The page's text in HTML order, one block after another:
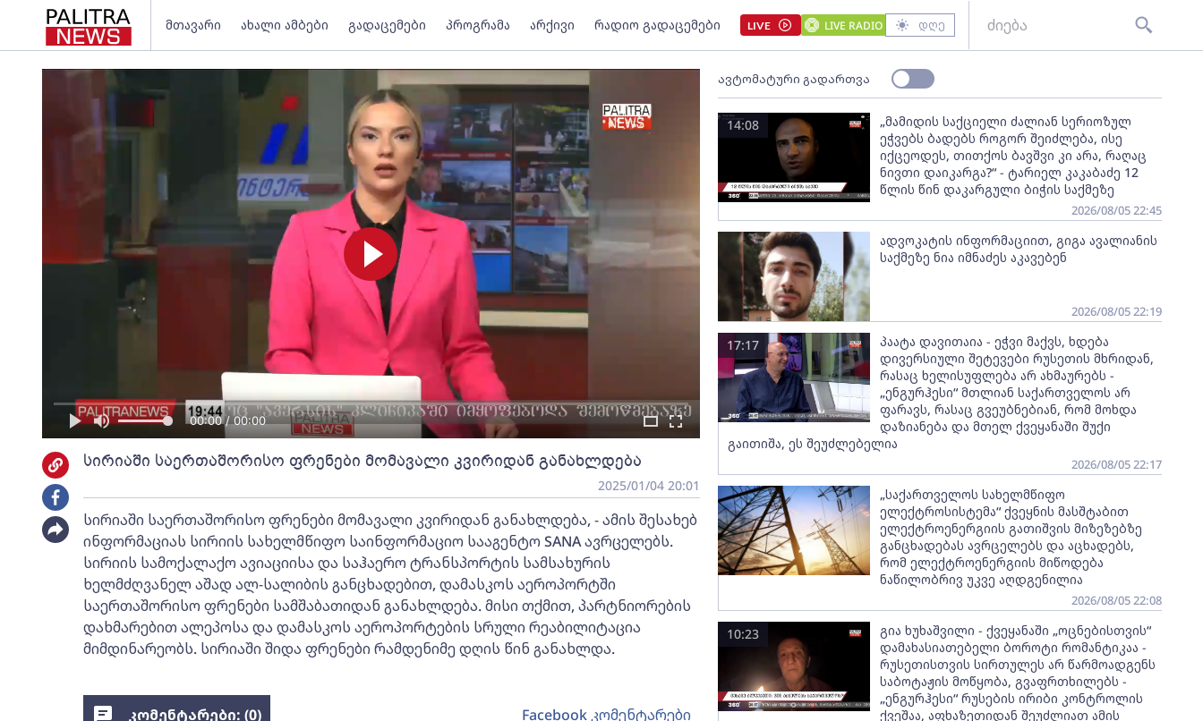
მთავარი ახალი ამბები გადაცემები პროგრამა არქივი რადიო გადაცემები LIVE LIVE RADIO დღე
00:00 / 00:00
სირიაში საერთაშორისო ფრენები მომავალი კვირიდან განახლდება
2025/01/04 20:01
სირიაში საერთაშორისო ფრენები მომავალი კვირიდან განახლდება, - ამის შესახებ
ინფორმაციას სირიის სახელმწიფო საინფორმაციო სააგენტო SANA ავრცელებს.
სირიის სამოქალაქო ავიაციისა და საჰაერო ტრანსპორტის სამსახურის
ხელმძღვანელ აშად ალ-სალიბის განცხადებით, დამასკოს აეროპორტში
საერთაშორისო ფრენები სამშაბათიდან განახლდება. მისი თქმით, პარტნიორების
დახმარებით ალეპოსა და დამასკოს აეროპორტების სრული რეაბილიტაცია
მიმდინარეობს. სირიაში შიდა ფრენები რამდენიმე დღის წინ განახლდა.
ავტომატური გადართვა
„მამიდის საქციელი ძალიან სერიოზულ
ეჭვებს ბადებს როგორ შეიძლება, ისე
იქცეოდეს, თითქოს ბავშვი კი არა, რაღაც
ნივთი დაიკარგა?“ - ტარიელ კაკაბაძე 12
წლის წინ დაკარგული ბიჭის საქმეზე
14:08
2026/08/05 22:45
ადვოკატის ინფორმაციით, გიგა ავალიანის
საქმეზე ნია იმნაძეს აკავებენ
2026/08/05 22:19
პაატა დავითაია - ეჭვი მაქვს, ხდება
დივერსიული შეტევები რუსეთის მხრიდან,
რასაც ხელისუფლება არ ახმაურებს -
„ენგურჰესი“ მთლიან საქართველოს არ
ფარავს, რასაც გვეუბნებიან, რომ მოხდა
დაზიანება და მთელ ქვეყანაში შუქი
გაითიშა, ეს შეუძლებელია
17:17
2026/08/05 22:17
„საქართველოს სახელმწიფო
ელექტროსისტემა“ ქვეყნის მასშტაბით
ელექტროენერგიის გათიშვის მიზეზებზე
განცხადებას ავრცელებს და აცხადებს,
რომ ელექტროენერგიის მიწოდება
ნაწილობრივ უკვე აღდგენილია
2026/08/05 22:08
გია ხუხაშვილი - ქვეყანაში „ოცნებისთვის“
დამახასიათებელი ბოროტი რომანტიკაა -
რუსეთისთვის სირთულეს არ წარმოადგენს
საბოტაჟის მოწყობა, გვაფრთხილებს -
„ენგურჰესი“ რუსების ირიბი კონტროლის
ქვეშაა, აფხაზეთიდან შეუძლიათ ამის
10:23
კომენტარები: (0) Facebook კომენტარები